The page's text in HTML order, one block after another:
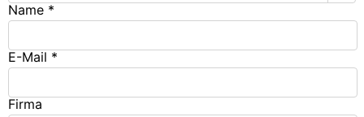
Name *
E-Mail *
Fir­ma